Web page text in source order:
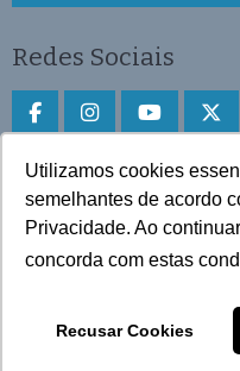
Utilizamos cookies
semelhantes de acordo
Privacidade. Ao
concorda com estas
Recusar Cookies
Redes Sociais
Faça download do
Play Store e App Store
Todos os direitos